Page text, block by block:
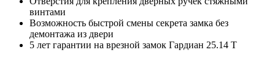
винтами
Возможность быстрой смены секрета замка без
демонтажа из двери
5 лет гарантии на врезной замок Гардиан 25.14 Т